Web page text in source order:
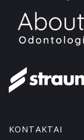
KONTAKTAI